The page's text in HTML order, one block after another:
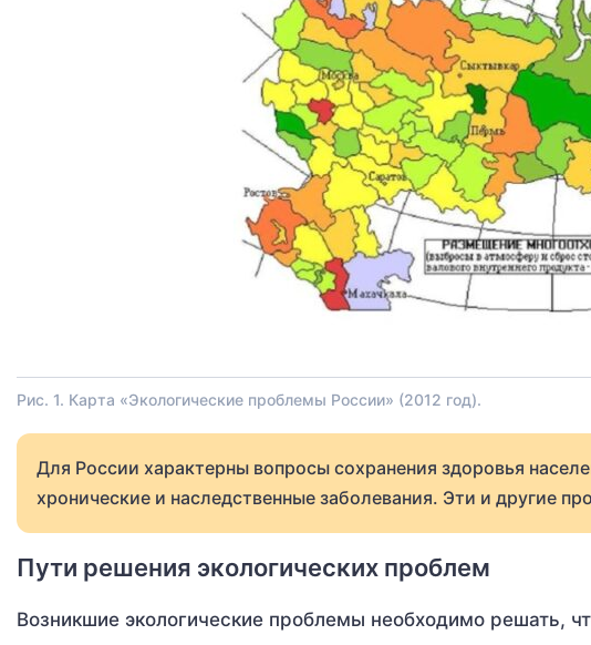
Рис. 1. Карта «Экологические проблемы России» (2012 год).
Для России характерны вопросы сохранения здоровья
хронические и наследственные заболевания. Эти и другие
Пути решения экологических проблем
Возникшие экологические проблемы необходимо решать,